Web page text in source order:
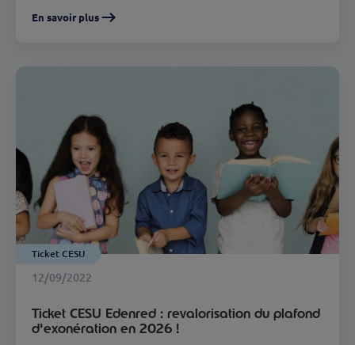
En savoir plus
Ticket CESU
12/09/2022
Ticket CESU Edenred : revalorisation du plafond
d'exonération en 2026 !